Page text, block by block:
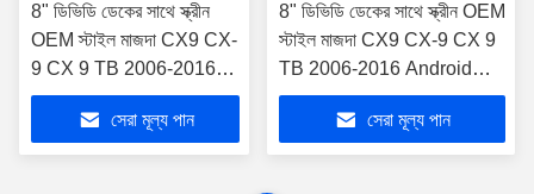
8" ডিভিডি ডেকের সাথে স্ক্রীন
OEM স্টাইল মাজদা CX9 CX-
9 CX 9 TB 2006-2016
Android Car DVD GPS
মাল্টিমিডিয়া স্টেরিও কারপ্লে প্লে
সেরা মূল্য পান
8" ডিভিডি ডেকের সাথে স্ক্রীন OEM
স্টাইল মাজদা CX9 CX-9 CX 9
TB 2006-2016 Android
Car DVD GPS মাল্টিমিডিয়া
স্টেরিও কারপ্লে প্লেসেরা মূল্য পান